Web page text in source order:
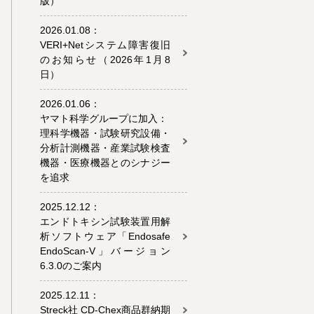
2026.01.08：
VERI+Netシステム障害復旧
のお知らせ（2026年1月8
日）
2026.01.06：
ヤマト科学グループに加入：
理科学機器・試験研究設備・
分析計測機器・産業試験検査
機器・医療機器とのシナジー
を追求
2025.12.12：
エンドトキシン試験装置用解
析ソフトウェア「Endosafe
EndoScan-V」バージョン
6.3.0のご案内
2025.12.11：
Streck社 CD-Chex商品群納期